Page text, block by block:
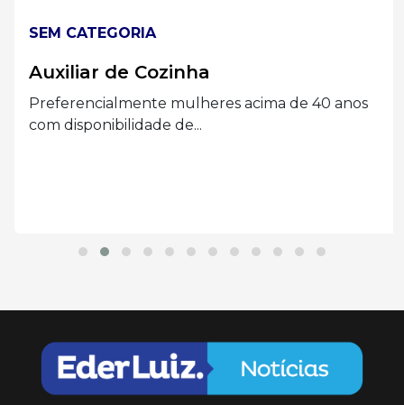
SEM CATEGORIA
Auxiliar de Cozinha
Preferencialmente mulheres acima de 40 anos
com disponibilidade de...